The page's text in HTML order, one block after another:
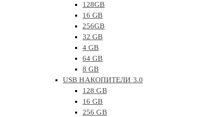
128GB
16 GB
256GB
32 GB
4 GB
64 GB
8 GB
USB НАКОПИТЕЛИ 3.0
128 GB
16 GB
256 GB